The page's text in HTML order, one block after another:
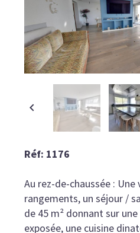
Réf: 1176
Au rez-de-chaussée :
rangements, un séjour /
de 45 m² donnant sur
exposée, une cuisine